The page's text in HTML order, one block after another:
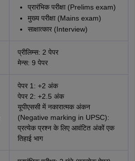
प्रारंभिक परीक्षा (Prelims exam)
मुख्य परीक्षा (Mains exam)
साक्षात्कार (Interview)
प्रीलिम्स: 2 पेपर
मेन्स: 9 पेपर
पेपर 1: +2 अंक
पेपर 2: +2.5 अंक
यूपीएससी में नकारात्मक अंकन
(Negative marking in UPSC):
प्रत्येक प्रश्न के लिए आवंटित अंकों एक
तिहाई भाग